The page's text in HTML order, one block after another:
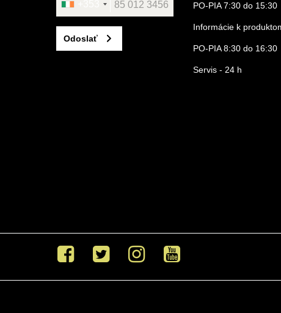
Odoslať
PO-PIA 7:30 do 15:30
Informácie k
PO-PIA 8:30 do 16:30
Servis - 24 h
Facebook Twitter Instagram Youtube